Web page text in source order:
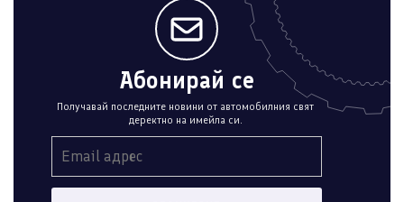
Абонирай се
Получавай последните новини от автомобилния свят
деректно на имейла си.